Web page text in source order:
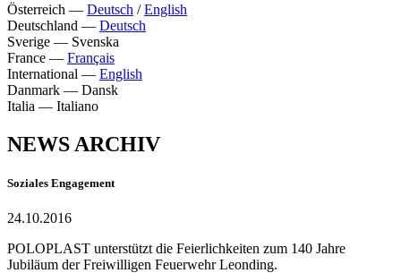
Österreich — Deutsch /English
Deutschland — Deutsch
Sverige — Svenska
France — Français
International — English
Danmark — Dansk
Italia — Italiano
NEWS ARCHIV
Soziales Engagement
24.10.2016
POLOPLAST unterstützt die Feierlichkeiten zum 140 Jahre
Jubiläum der Freiwilligen Feuerwehr Leonding.